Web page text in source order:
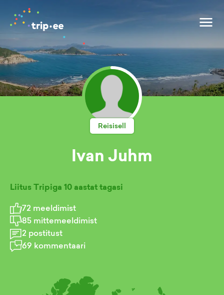
Reisisell
Ivan Juhm
Liitus Tripiga 10 aastat tagasi
72 meeldimist
85 mittemeeldimist
2 postitust
69 kommentaari